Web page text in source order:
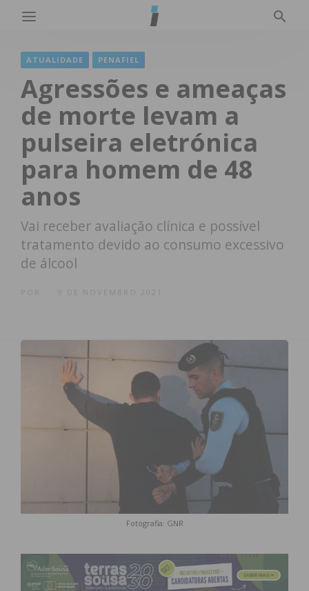
ATUALIDADE PENAFIEL
Agressões e ameaças
de morte levam a
pulseira eletrónica
para homem de 48
anos
Vai receber avaliação clínica e possível
tratamento devido ao consumo excessivo
de álcool
Fotografia: GNR